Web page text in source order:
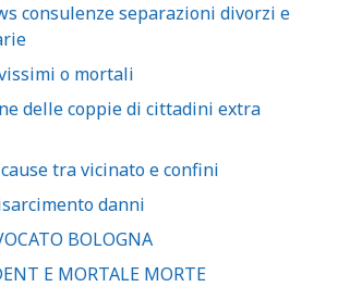
consulenze separazioni divorzi e
o mortali
delle coppie di cittadini extra
tra vicinato e confini
danni
BOLOGNA
E MORTALE MORTE